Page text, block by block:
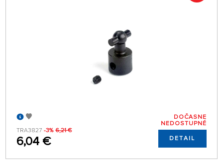
TRA3827 -3% 6,21 €
6,04 €
DOČASNE
NEDOSTUPNÉ
DETAIL